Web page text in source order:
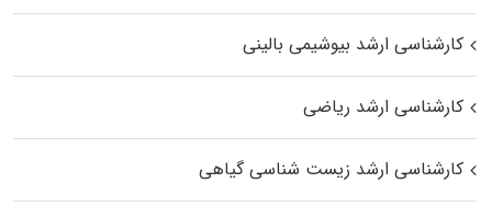
کارشناسی ارشد بیوشیمی بالینی
کارشناسی ارشد ریاضی
کارشناسی ارشد زیست‌ شناسی گیاهی